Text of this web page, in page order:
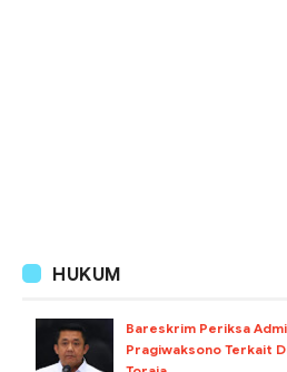
HUKUM
Bareskrim Periksa
Pragiwaksono Terkait